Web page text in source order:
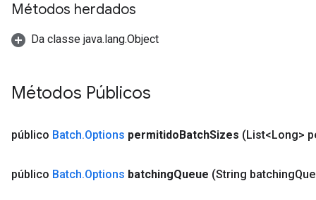
Métodos herdados
Da classe java.lang.Object
Métodos Públicos
público Batch.Options permitidoBatchSizes (List<Long>
público Batch.Options batchingQueue (String batching